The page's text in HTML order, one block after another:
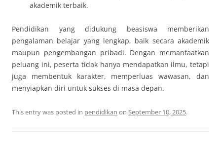
akademik terbaik.
Pendidikan yang didukung beasiswa memberikan
pengalaman belajar yang lengkap, baik secara akademik
maupun pengembangan pribadi. Dengan memanfaatkan
peluang ini, peserta tidak hanya mendapatkan ilmu, tetapi
juga membentuk karakter, memperluas wawasan, dan
menyiapkan diri untuk sukses di masa depan.
This entry was posted in pendidikan on September 10, 2025.